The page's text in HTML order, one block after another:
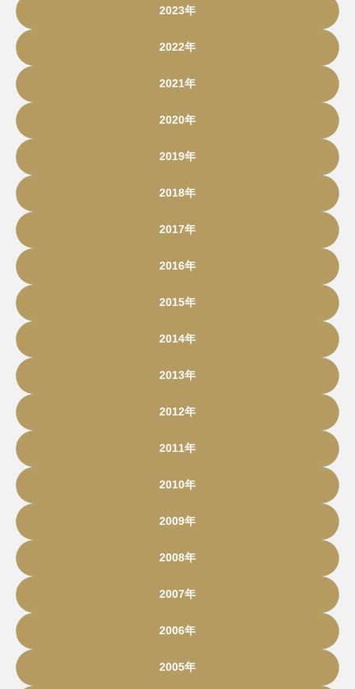
2023年
2022年
2021年
2020年
2019年
2018年
2017年
2016年
2015年
2014年
2013年
2012年
2011年
2010年
2009年
2008年
2007年
2006年
2005年